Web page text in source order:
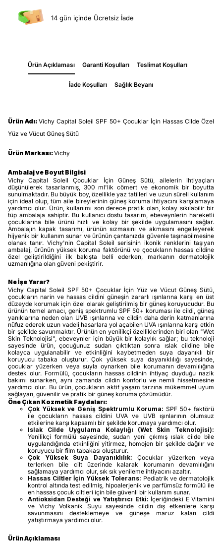
14 gün içinde Ücretsiz İade
Ürün Açıklaması Garanti Koşulları Teslimat Koşulları
İade Koşulları Sağlık Beyanı
Ürün Adı:Vichy Capital Soleil SPF 50+ Çocuklar İçin Hassas Cilde Özel
Yüz ve Vücut Güneş Sütü
Ürün Markası:Vichy
Ambalaj ve Boyut Bilgisi
Vichy Capital Soleil Çocuklar İçin Güneş Sütü, ailelerin ihtiyaçları
düşünülerek tasarlanmış, 300 ml'lik cömert ve ekonomik bir boyutta
sunulmaktadır. Bu büyük boy, özellikle yaz tatilleri ve uzun süreli kullanım
için ideal olup, tüm aile bireylerinin güneş koruma ihtiyacını karşılamaya
yardımcı olur. Ürün, kullanımı son derece pratik olan, kolay sıkılabilir bir
tüp ambalaja sahiptir. Bu kullanıcı dostu tasarım, ebeveynlerin hareketli
çocuklarına bile ürünü hızlı ve kolay bir şekilde uygulamasını sağlar.
Ambalajın kapak tasarımı, ürünün sızmasını ve akmasını engelleyerek
hijyenik bir kullanım sunar ve ürünün çantanızda güvenle taşınabilmesine
olanak tanır. Vichy'nin Capital Soleil serisinin ikonik renklerini taşıyan
ambalaj, ürünün yüksek koruma faktörünü ve çocukların hassas cildine
özel geliştirildiğini ilk bakışta belli ederken, markanın dermatolojik
uzmanlığına olan güveni pekiştirir.
Ne İşe Yarar?
Vichy Capital Soleil SPF 50+ Çocuklar İçin Yüz ve Vücut Güneş Sütü,
çocukların narin ve hassas cildini güneşin zararlı ışınlarına karşı en üst
düzeyde korumak için özel olarak geliştirilmiş bir güneş koruyucudur. Bu
ürünün temel amacı, geniş spektrumlu SPF 50+ koruması ile cildi, güneş
yanıklarına neden olan UVB ışınlarına ve cildin daha derin katmanlarına
nüfuz ederek uzun vadeli hasarlara yol açabilen UVA ışınlarına karşı etkin
bir şekilde savunmaktır. Ürünün en yenilikçi özelliklerinden biri olan "Wet
Skin Teknolojisi", ebeveynler için büyük bir kolaylık sağlar; bu teknoloji
sayesinde ürün, çocuğunuz sudan çıktıktan sonra ıslak cildine bile
kolayca uygulanabilir ve etkinliğini kaybetmeden suya dayanıklı bir
koruyucu tabaka oluşturur. Çok yüksek suya dayanıklılığı sayesinde,
çocuklar yüzerken veya suyla oynarken bile korumanın devamlılığına
destek olur. Formülü, çocukların hassas cildinin ihtiyaç duyduğu nazik
bakımı sunarken, aynı zamanda cildin konforlu ve nemli hissetmesine
yardımcı olur. Bu ürün, çocukların aktif yaşam tarzına mükemmel uyum
sağlayan, güvenilir ve pratik bir güneş koruma çözümüdür.
Öne Çıkan Kozmetik Faydaları:
Çok Yüksek ve Geniş Spektrumlu Koruma: SPF 50+ faktörü
ile çocukların hassas cildini UVA ve UVB ışınlarının olumsuz
etkilerine karşı kapsamlı bir şekilde korumaya yardımcı olur.
Islak Cilde Uygulama Kolaylığı (Wet Skin Teknolojisi):
Yenilikçi formülü sayesinde, sudan yeni çıkmış ıslak cilde bile
uygulandığında etkinliğini yitirmez, homojen bir şekilde dağılır ve
koruyucu bir film tabakası oluşturur.
Çok Yüksek Suya Dayanıklılık: Çocuklar yüzerken veya
terlerken bile cilt üzerinde kalarak korumanın devamlılığını
sağlamaya yardımcı olur, sık sık yenileme ihtiyacını azaltır.
Hassas Ciltler İçin Yüksek Tolerans: Pediatrik ve dermatolojik
kontrol altında test edilmiş, hipoalerjenik ve parfümsüz formülü ile
en hassas çocuk ciltleri için bile güvenli bir kullanım sunar.
Antioksidan Desteği ve Yatıştırıcı Etki: İçeriğindeki E Vitamini
ve Vichy Volkanik Suyu sayesinde cildin dış etkenlere karşı
savunmasını desteklemeye ve güneşe maruz kalan cildi
yatıştırmaya yardımcı olur.
Ürün Açıklaması